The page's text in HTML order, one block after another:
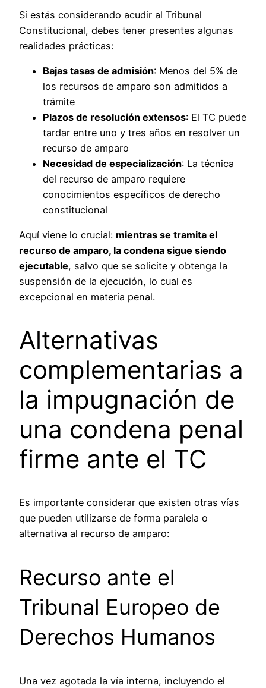
Si estás considerando acudir al Tribunal
Constitucional, debes tener presentes algunas
realidades prácticas:
Bajas tasas de admisión: Menos del 5% de
los recursos de amparo son admitidos a
trámite
Plazos de resolución extensos: El TC puede
tardar entre uno y tres años en resolver un
recurso de amparo
Necesidad de especialización: La técnica
del recurso de amparo requiere
conocimientos específicos de derecho
constitucional
Aquí viene lo crucial: mientras se tramita el
recurso de amparo, la condena sigue siendo
ejecutable, salvo que se solicite y obtenga la
suspensión de la ejecución, lo cual es
excepcional en materia penal.
Alternativas
complementarias a
la impugnación de
una condena penal
firme ante el TC
Es importante considerar que existen otras vías
que pueden utilizarse de forma paralela o
alternativa al recurso de amparo:
Recurso ante el
Tribunal Europeo de
Derechos Humanos
Una vez agotada la vía interna, incluyendo el